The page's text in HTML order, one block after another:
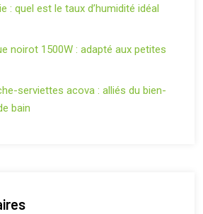
: quel est le taux d’humidité idéal
noirot 1500W : adapté aux petites
serviettes acova : alliés du bien-
bain